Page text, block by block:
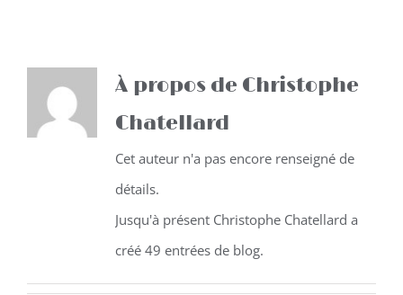
À propos de Christophe
Chatellard
Cet auteur n'a pas encore renseigné de
détails.
Jusqu'à présent Christophe Chatellard a
créé 49 entrées de blog.